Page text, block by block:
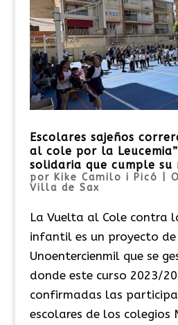
Escolares sajeños
al cole por la
solidaria que cumple su
por Kike Camilo i Picó
Villa de Sax
La Vuelta al Cole contra
infantil es un proyecto
Unoentercienmil que se
donde este curso 2023/
confirmadas las
escolares de los colegios